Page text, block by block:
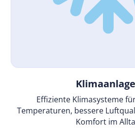
Effiziente Klimasysteme
Temperaturen, bessere
Komfort im